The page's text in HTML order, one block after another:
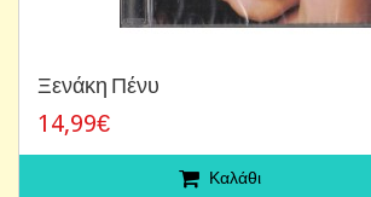
Ξενάκη Πένυ
14,99€
Καλάθι